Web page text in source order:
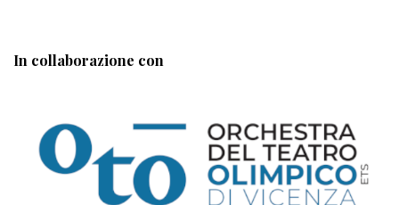
In collaborazione con